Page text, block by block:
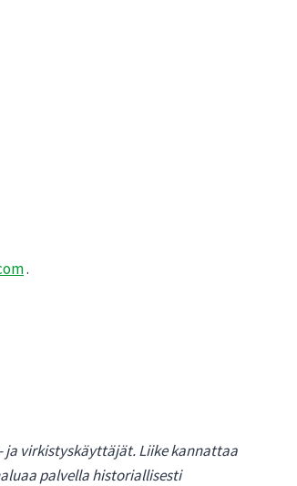
.
ja virkistyskäyttäjät. Liike kannattaa
palvella historiallisesti